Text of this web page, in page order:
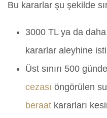
Bu kararlar şu şekilde
3000 TL ya da
kararlar aleyhine
Üst sınırı 500
cezası öngörülen
beraat kararları